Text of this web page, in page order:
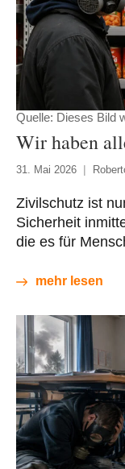
Quelle: Dieses Bild
Wir haben
31. Mai 2026
Zivilschutz ist
Sicherheit
die es für
mehr lesen